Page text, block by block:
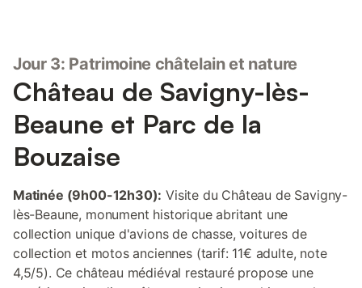
Jour 3: Patrimoine châtelain et nature
Château de Savigny-lès-
Beaune et Parc de la
Bouzaise
Matinée (9h00-12h30): Visite du Château de Savigny-
lès-Beaune, monument historique abritant une
collection unique d'avions de chasse, voitures de
collection et motos anciennes (tarif: 11€ adulte, note
4,5/5). Ce château médiéval restauré propose une